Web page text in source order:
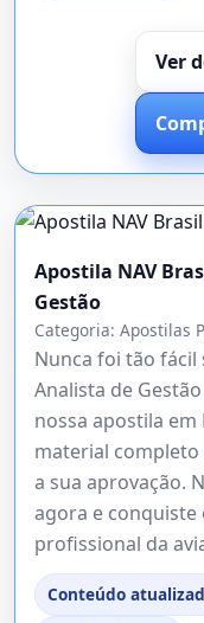
Ver
Apostila NAV
Gestão
Categoria: Apostilas
Nunca foi tão
Analista de
nossa apostila em
material
a sua aprovação.
agora e conquiste
profissional da
Conteúdo